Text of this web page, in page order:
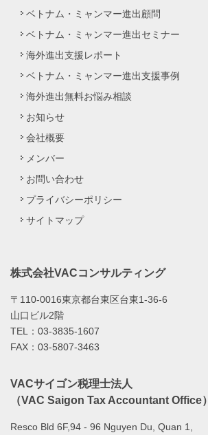
ベトナム・ミャンマー進出顧問
ベトナム・ミャンマー進出セミナー
海外進出支援レポート
ベトナム・ミャンマー進出支援事例
海外進出無料お悩み相談
お知らせ
会社概要
メンバー
お問い合わせ
プライバシーポリシー
サイトマップ
株式会社VACコンサルティング
〒110-0016東京都台東区台東1-36-6
山口ビル2階
TEL：03-3835-1607
FAX：03-5807-3463
VACサイゴン税理士法人
（VAC Saigon Tax Accountant Office）
Resco Bld 6F,94 - 96 Nguyen Du, Quan 1,